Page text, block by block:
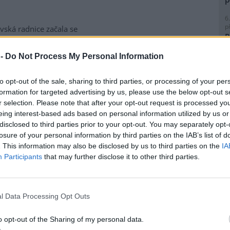
Do Not Process My Personal Information
opt-out of the sale, sharing to third parties, or processing of your
for targeted advertising by us, please use the below opt-out
selection. Please note that after your opt-out request is processed
interest-based ads based on personal information utilized by us
to third parties prior to your opt-out. You may separately
of your personal information by third parties on the IAB’s list of
This information may also be disclosed by us to third parties on the
Participants that may further disclose it to other third parties.
Data Processing Opt Outs
opt-out of the Sharing of my personal data.
radnice začala se
likvidací bolševníku
který patří k
invazním
ve Slezské Ostravě letos
kombinuje chemické i
Gabriela Pokorná.
výrobu nového
Škoda Auto zahájila ve
hlavním závodě v Mladé
sériovou výrobu nového
Jde o největší vůz v